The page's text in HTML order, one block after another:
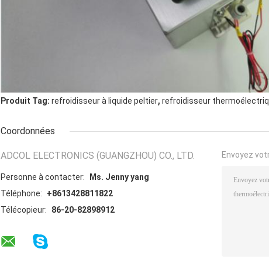
Produit Tag: refroidisseur à liquide peltier, refroidisseur
Coordonnées
ADCOL ELECTRONICS (GUANGZHOU) CO., LTD.
Personne à contacter:
Ms. Jenny yang
Téléphone:
+8613428811822
Télécopieur:
86-20-82898912
Envoyez